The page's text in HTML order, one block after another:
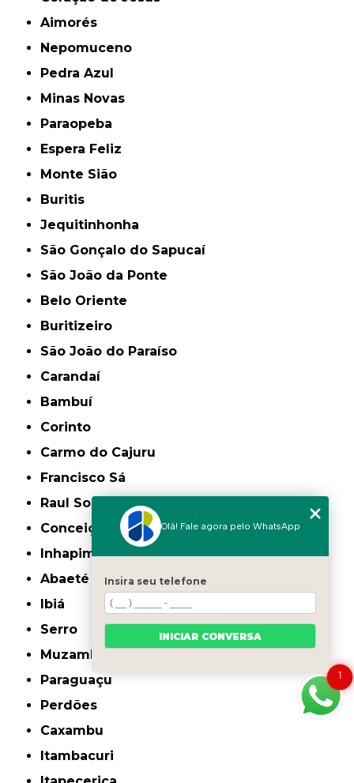
Aimorés
Nepomuceno
Pedra Azul
Minas Novas
Paraopeba
Espera Feliz
Monte Sião
Buritis
Jequitinhonha
São Gonçalo do Sapucaí
São João da Ponte
Belo Oriente
Buritizeiro
São João do Paraíso
Carandaí
Bambuí
Corinto
Carmo do Cajuru
Francisco Sá
Raul Soares
Conceição do Mato Dentro
Inhapim
Abaeté
Ibiá
Serro
Muzambinho
Paraguaçu
Perdões
Caxambu
Itambacuri
1
Olá! Fale agora pelo WhatsApp
Insira seu telefone
INICIAR CONVERSA